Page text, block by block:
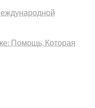
Помощь, Которая